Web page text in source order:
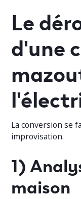
Le
d'une
La conversion se
improvisation.
1)
maison